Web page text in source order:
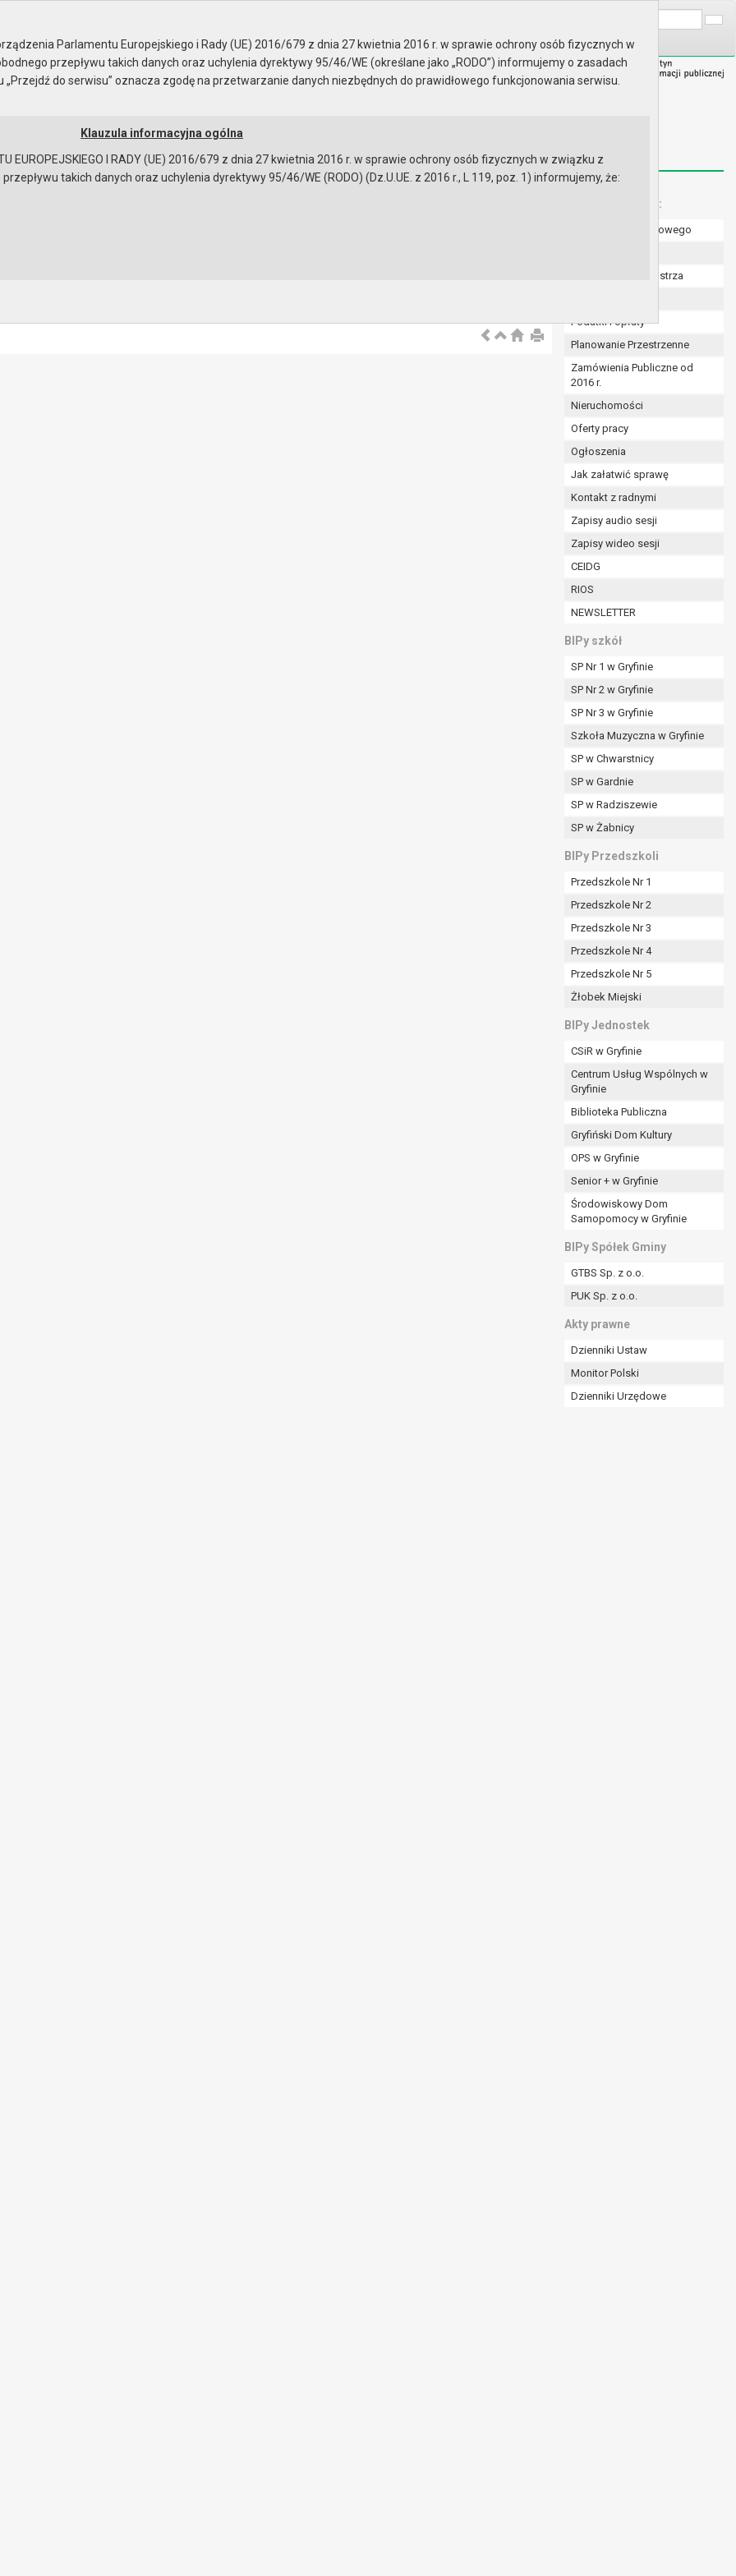
Instrukcja korzystania Dostępność
Menu dodatkowe:
Numer konta bankowego
Zarządzenia Burmistrza
Podatki i opłaty
Planowanie Przestrzenne
Zamówienia Publiczne od
2016 r.
Nieruchomości
Oferty pracy
Ogłoszenia
Jak załatwić sprawę
Kontakt z radnymi
Zapisy audio sesji
Zapisy wideo sesji
CEIDG
RIOS
NEWSLETTER
BIPy szkół
SP Nr 1 w Gryfinie
SP Nr 2 w Gryfinie
SP Nr 3 w Gryfinie
Szkoła Muzyczna w Gryfinie
SP w Chwarstnicy
SP w Gardnie
SP w Radziszewie
SP w Żabnicy
BIPy Przedszkoli
Przedszkole Nr 1
Przedszkole Nr 2
Przedszkole Nr 3
Przedszkole Nr 4
Przedszkole Nr 5
Żłobek Miejski
BIPy Jednostek
CSiR w Gryfinie
Centrum Usług Wspólnych w
Gryfinie
Biblioteka Publiczna
Gryfiński Dom Kultury
OPS w Gryfinie
Senior + w Gryfinie
Środowiskowy Dom
Samopomocy w Gryfinie
BIPy Spółek Gminy
GTBS Sp. z o.o.
PUK Sp. z o.o.
Akty prawne
Dzienniki Ustaw
Monitor Polski
Dzienniki Urzędowe
Parlamentu Europejskiego i Rady (UE) 2016/679 z dnia 27 kwietnia 2016 r. w sprawie ochrony osób fizycznych w
przepływu takich danych oraz uchylenia dyrektywy 95/46/WE (określane jako „RODO”) informujemy o zasadach
do serwisu” oznacza zgodę na przetwarzanie danych niezbędnych do prawidłowego funkcjonowania serwisu.
Klauzula informacyjna ogólna
EUROPEJSKIEGO I RADY (UE) 2016/679 z dnia 27 kwietnia 2016 r. w sprawie ochrony osób fizycznych w związku z
takich danych oraz uchylenia dyrektywy 95/46/WE (RODO) (Dz.U.UE. z 2016 r., L 119, poz. 1) informujemy, że:
przepisami prawa w celu:
a w szczególności ustawy z dnia 8 marca 1990 r. o samorządzie gminnym (Dz.U. z 2017r., poz. 1875 ze zm.) oraz z
a także obowiązków i zadań zleconych przez instytucje nadrzędne wobec Gminy;
lub innej osoby fizycznej;
są wyłącznie na podstawie wcześniej udzielonej zgody w zakresie i celu określonym w treści zgody.
w pkt. 3, dane osobowe mogą być udostępniane innym upoważnionym odbiorcom lub kategoriom odbiorców danych
niezbędny do realizacji celu dla jakiego zostały zebrane oraz zgodnie z terminami archiwizacji określonymi przez
zgody osoby, której dane dotyczą przetwarzanie odbywa się do czasu wycofania tej zgody.
zawarcia i realizacji umowy przetwarzanie odbywa się przez okres niezbędny do realizacji zawartej umowy, a po tym
dla zabezpieczenia ewentualnych roszczeń, a w przypadku wyrażenia zgody na przetwarzanie danych po zakończeniu i
od momentu pozyskania przechowywane są przez okres wynikający z umowy o dofinansowanie zawartej między
i konieczności zachowania dokumentacji projektu do celów kontrolnych.
osobowych przysługuje Pani/Panu:
ich kopii na podstawie art. 15 RODO;
art. 16 RODO,
prawo do bycia zapomnianym) na podstawie art. 17 RODO, w przypadku gdy:
były zebrane lub w inny sposób przetwarzane,
na przetwarzanie danych osobowych, która jest podstawą przetwarzania danych i nie ma innej podstawy prawnej
z prawem,
się z obowiązku wynikającego z przepisów prawa;
danych osobowych – na okres pozwalający administratorowi sprawdzić prawidłowość tych danych,
celów, ale osoba, której dane dotyczą, potrzebuje ich do ustalenia, obrony lub dochodzenia roszczeń,
wobec przetwarzania danych - do czasu ustalenia czy prawnie uzasadnione podstawy po stronie administratora są
RODO, w przypadku gdy łącznie spełnione są następujące przesłanki:
umowy zawartej z osobą, której dane dotyczą lub na podstawie zgody wyrażonej przez tą osobę,
art. 21 RODO, wobec przetwarzania danych osobowych, którego podstawą prawną jest:
z prawnie uzasadnionych interesów realizowanych przez administratora lub przez stronę trzecią.
W razie wniesienia sprzeciwu, administrator nie może już przetwarzać tych danych osobowych, chyba że wykaże
do przetwarzania, nadrzędnych wobec interesów, praw i wolności osoby, której dane dotyczą, lub podstaw do
się na podstawie zgody osoby na przetwarzanie danych osobowych (art. 6 ust. 1 lit a RODO), przysługuje Pani/Panu
to nie ma wpływu na zgodność przetwarzania, którego dokonano na podstawie zgody przed jej cofnięciem.
nadzorczego na niezgodne z prawem przetwarzanie Pani/Pana danych osobowych przez administratora.
Ochrony Danych Osobowych.
podanie danych osobowych jest dobrowolne albo jest wymogiem ustawowym lub umownym.
podejmowaniu decyzji, w tym również profilowaniu.